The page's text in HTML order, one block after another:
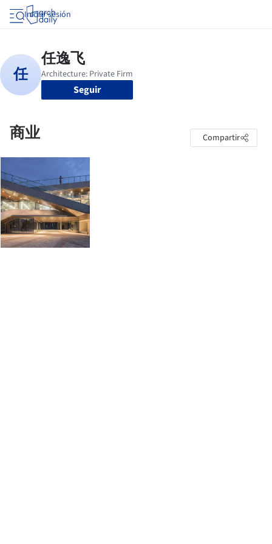
Iniciar sesión
Seguir
商业 Compartir